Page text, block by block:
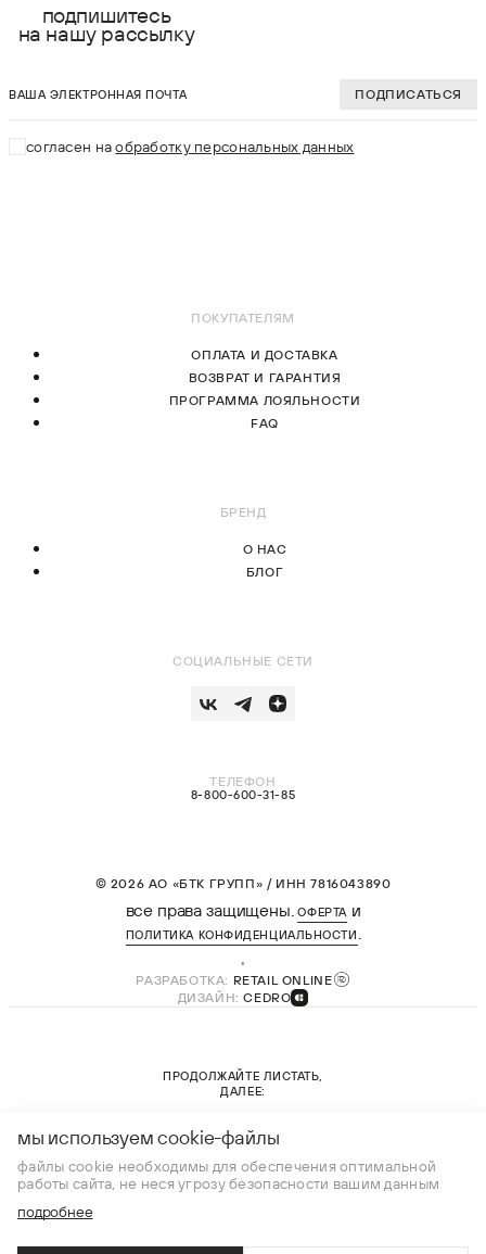
S
подпишитесь
на нашу рассылку
ПОДПИСАТЬСЯ
согласен наобработку персональных данных
СОЦИАЛЬНЫЕ СЕТИ
ТЕЛЕФОН
8-800-600-31-85
ПОКУПАТЕЛЯМ
ОПЛАТА И ДОСТАВКА
ВОЗВРАТ И ГАРАНТИЯ
ПРОГРАММА ЛОЯЛЬНОСТИ
FAQ
БРЕНД
О НАС
БЛОГ
© 2026 АО «БТК ГРУПП» / ИНН 7816043890
все права защищены.ОФЕРТАи
ПОЛИТИКА КОНФИДЕНЦИАЛЬНОСТИ .
РАЗРАБОТКА: RETAIL ONLINE
ДИЗАЙН:CEDRO
ПРОДОЛЖАЙТЕ ЛИСТАТЬ,
ДАЛЕЕ:
новая коллекция
мы используем cookie-файлы
файлы cookie необходимы для обеспечения оптимальной
работы сайта, не неся угрозу безопасности вашим данным
подробнее